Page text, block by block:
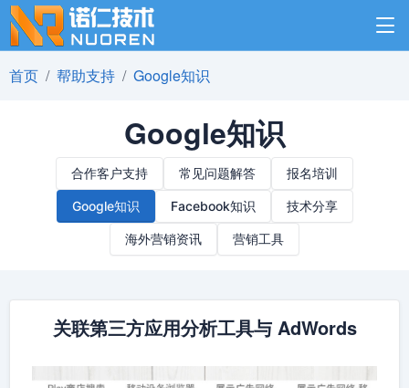
首页 帮助支持 Google知识
Google知识
合作客户支持 常见问题解答 报名培训
Google知识 Facebook知识 技术分享
海外营销资讯 营销工具
关联第三方应用分析工具与 AdWords